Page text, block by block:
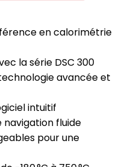
en calorimétrie
la série DSC 300
avancée et
intuitif
navigation fluide
pour une